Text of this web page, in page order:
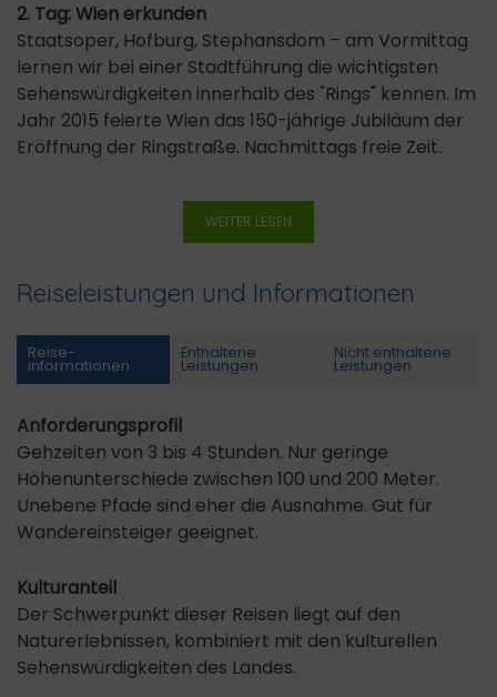
2. Tag: Wien erkunden
Staatsoper, Hofburg, Stephansdom – am Vormittag
lernen wir bei einer Stadtführung die wichtigsten
Sehenswürdigkeiten innerhalb des "Rings" kennen. Im
Jahr 2015 feierte Wien das 150-jährige Jubiläum der
Eröffnung der Ringstraße. Nachmittags freie Zeit.
WEITER LESEN
Reiseleistungen und Informationen
Reise­
informationen
Enthaltene
Leistungen
Nicht enthaltene
Leistungen
Anforderungsprofil
Gehzeiten von 3 bis 4 Stunden. Nur geringe
Höhenunterschiede zwischen 100 und 200 Meter.
Unebene Pfade sind eher die Ausnahme. Gut für
Wandereinsteiger geeignet.
Kulturanteil
Der Schwerpunkt dieser Reisen liegt auf den
Naturerlebnissen, kombiniert mit den kulturellen
Sehenswürdigkeiten des Landes.